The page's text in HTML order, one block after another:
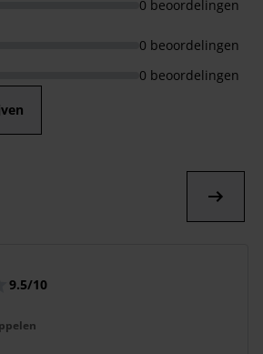
0 beoordelingen
0 beoordelingen
0 beoordelingen
9.5/10